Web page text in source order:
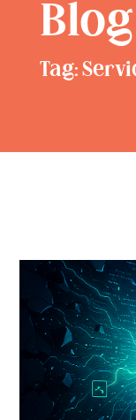
Blog
Tag: